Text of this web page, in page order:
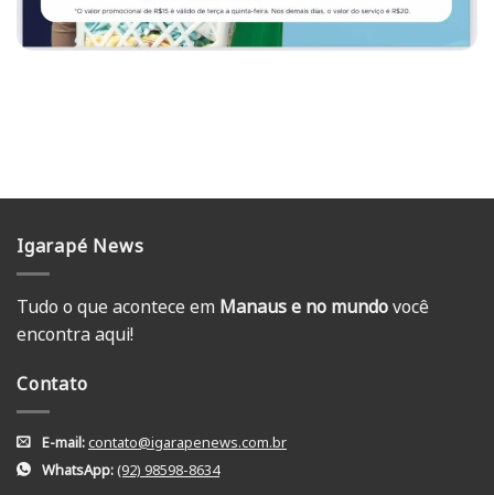
Igarapé News
Tudo o que acontece em Manaus e no mundovocê
encontra aqui!
Contato
E-mail:contato@igarapenews.com.br
WhatsApp:(92) 98598-8634